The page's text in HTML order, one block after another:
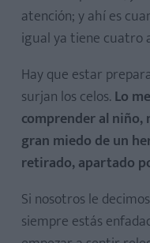
atención; y ahí es
igual ya tiene cuatro
Hay que estar
surjan los celos. Lo
comprender al niño,
gran miedo de un
retirado, apartado
Si nosotros le
siempre estás